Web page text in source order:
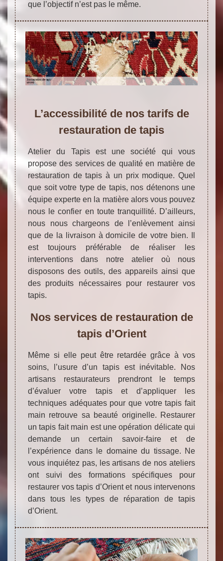
que l’objectif n’est pas le même.
L’accessibilité de nos tarifs de
restauration de tapis
Atelier du Tapis est une société qui vous
propose des services de qualité en matière de
restauration de tapis à un prix modique. Quel
que soit votre type de tapis, nos détenons une
équipe experte en la matière alors vous pouvez
nous le confier en toute tranquillité. D’ailleurs,
nous nous chargeons de l’enlèvement ainsi
que de la livraison à domicile de votre bien. Il
est toujours préférable de réaliser les
interventions dans notre atelier où nous
disposons des outils, des appareils ainsi que
des produits nécessaires pour restaurer vos
tapis.
Nos services de restauration de
tapis d’Orient
Même si elle peut être retardée grâce à vos
soins, l’usure d’un tapis est inévitable. Nos
artisans restaurateurs prendront le temps
d’évaluer votre tapis et d’appliquer les
techniques adéquates pour que votre tapis fait
main retrouve sa beauté originelle. Restaurer
un tapis fait main est une opération délicate qui
demande un certain savoir-faire et de
l’expérience dans le domaine du tissage. Ne
vous inquiétez pas, les artisans de nos ateliers
ont suivi des formations spécifiques pour
restaurer vos tapis d’Orient et nous intervenons
dans tous les types de réparation de tapis
d’Orient.